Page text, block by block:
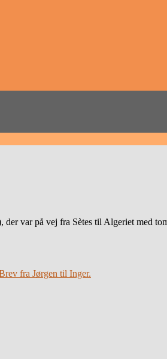
der var på vej fra Sètes til Algeriet med
fra Jørgen til Inger.